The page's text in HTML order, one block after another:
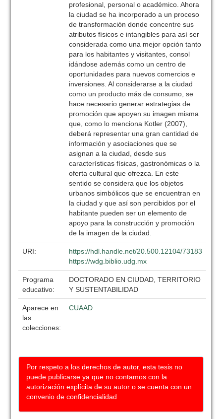
profesional, personal o académico. Ahora
la ciudad se ha incorporado a un proceso
de transformación donde concentre sus
atributos físicos e intangibles para así ser
considerada como una mejor opción tanto
para los habitantes y visitantes, consol
idándose además como un centro de
oportunidades para nuevos comercios e
inversiones. Al considerarse a la ciudad
como un producto más de consumo, se
hace necesario generar estrategias de
promoción que apoyen su imagen misma
que, como lo menciona Kotler (2007),
deberá representar una gran cantidad de
información y asociaciones que se
asignan a la ciudad, desde sus
características físicas, gastronómicas o la
oferta cultural que ofrezca. En este
sentido se considera que los objetos
urbanos simbólicos que se encuentran en
la ciudad y que así son percibidos por el
habitante pueden ser un elemento de
apoyo para la construcción y promoción
de la imagen de la ciudad.
URI:
https://hdl.handle.net/20.500.12104/73183
https://wdg.biblio.udg.mx
Programa
educativo:
DOCTORADO EN CIUDAD, TERRITORIO
Y SUSTENTABILIDAD
Aparece en
las
colecciones:
CUAAD
Por respeto a los derechos de autor, esta tesis no
puede publicarse ya que no contamos con la
autorización explícita de su autor o se cuenta con un
convenio de confidencialidad